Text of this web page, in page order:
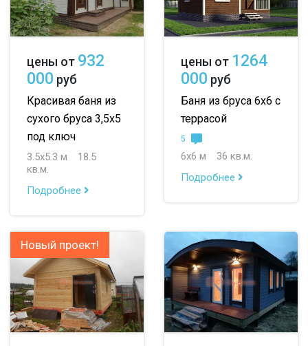
цены от 932
000 руб
Красивая баня из
сухого бруса 3,5х5
под ключ
3.5х5.3 м
18.5
кв.м.
Подробнее
цены от 1264
000 руб
Баня из бруса 6х6 с
террасой
5
6х6 м
36 кв.м.
Подробнее
Новый проект!